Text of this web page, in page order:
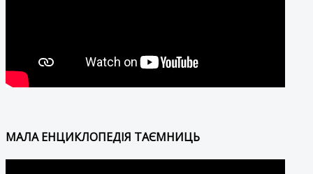
МАЛА ЕНЦИКЛОПЕДІЯ ТАЄМНИЦЬ